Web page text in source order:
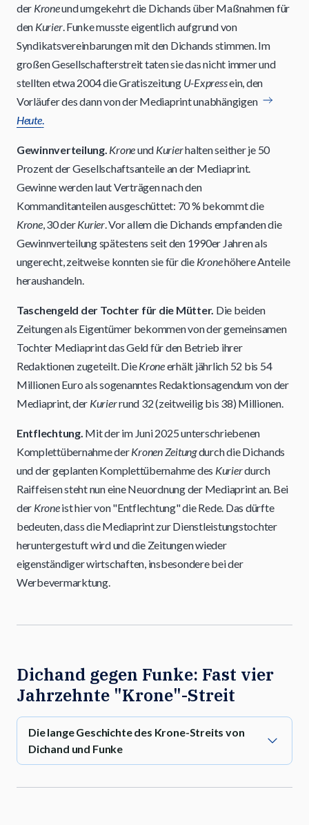
der Kroneund umgekehrt die Dichands über Maßnahmen für
den Kurier. Funke musste eigentlich aufgrund von
Syndikatsvereinbarungen mit den Dichands stimmen. Im
großen Gesellschafterstreit taten sie das nicht immer und
stellten etwa 2004 die Gratiszeitung U-Expressein, den
Vorläufer des dann von der Mediaprint unabhängigen
Heute.
Gewinnverteilung. Kroneund Kurierhalten seither je 50
Prozent der Gesellschaftsanteile an der Mediaprint.
Gewinne werden laut Verträgen nach den
Kommanditanteilen ausgeschüttet: 70 % bekommt die
Krone, 30 derKurier. Vor allem die Dichands empfanden die
Gewinnverteilung spätestens seit den 1990er Jahren als
ungerecht, zeitweise konnten sie für die Kronehöhere Anteile
heraushandeln.
Taschengeld der Tochter für die Mütter. Die beiden
Zeitungen als Eigentümer bekommen von der gemeinsamen
Tochter Mediaprint das Geld für den Betrieb ihrer
Redaktionen zugeteilt. DieKroneerhält jährlich 52 bis 54
Millionen Euro als sogenanntes Redaktionsagendum von der
Mediaprint, der Kurierrund 32 (zeitweilig bis 38) Millionen.
Entflechtung. Mit der im Juni 2025 unterschriebenen
Komplettübernahme derKronen Zeitungdurch die Dichands
und der geplanten Komplettübernahme des Kurierdurch
Raiffeisen steht nun eine Neuordnung der Mediaprint an. Bei
der Kroneist hier von "Entflechtung" die Rede. Das dürfte
bedeuten, dass die Mediaprint zur Dienstleistungstochter
heruntergestuft wird und die Zeitungen wieder
eigenständiger wirtschaften, insbesondere bei der
Werbevermarktung.
Dichand gegen Funke: Fast vier
Jahrzehnte "Krone"-Streit
Die lange Geschichte des Krone-Streits von
Dichand und Funke